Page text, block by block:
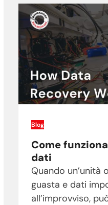
Blog
Come
dati
Quando un’unità
guasta e dati
all’improvviso,